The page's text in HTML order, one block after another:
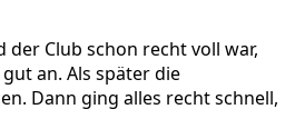
der Club schon recht voll war,
an. Als später die
Dann ging alles recht schnell,